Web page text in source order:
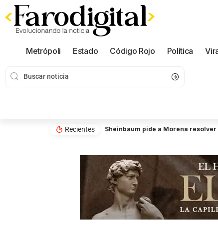
Metrópoli Estado Código Rojo Política
Recientes Sheinbaum pide a Morena